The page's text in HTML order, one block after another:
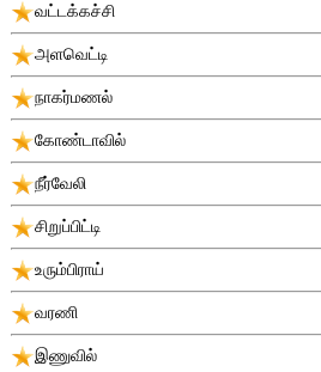
வட்டக்கச்சி
அளவெட்டி
நாகர்மணல்
கோண்டாவில்
நீர்வேலி
சிறுப்பிட்டி
உரும்பிராய்
வரணி
இணுவில்